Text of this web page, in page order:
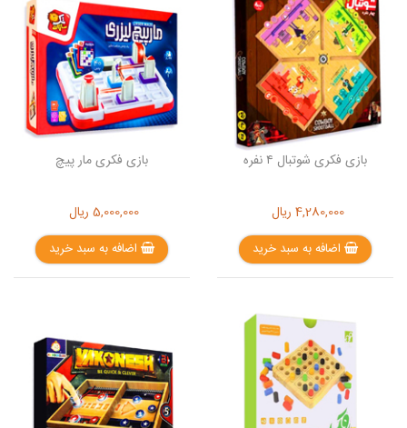
بازی فکری شوتبال ۴ نفره
4,280,000 ریال
اضافه به سبد خرید
بازی فکری مار پیچ
5,000,000 ریال
اضافه به سبد خرید